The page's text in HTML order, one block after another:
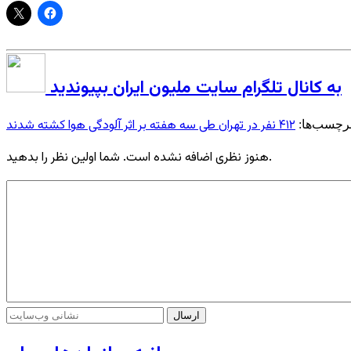
به کانال تلگرام سایت ملیون ایران بپیوندید
۴۱۲ نفر در تهران طی سه هفته بر اثر آلودگی هوا کشته شدند
هنوز نظری اضافه نشده است. شما اولین نظر را بدهید.